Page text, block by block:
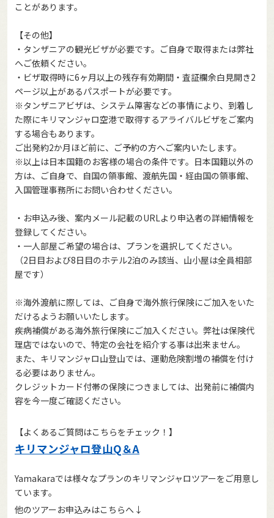
ことがあります。
【その他】
・タンザニアの観光ビザが必要です。ご自身で取得または弊社
へご依頼ください。
・ビザ取得時に6ヶ月以上の残存有効期間・査証欄余白見開き2
ページ以上があるパスポートが必要です。
※タンザニアビザは、システム障害などの事情により、到着し
た際にキリマンジャロ空港で取得するアライバルビザをご案内
する場合もあります。
ご出発約2か月ほど前に、ご予約の方へご案内いたします。
※以上は日本国籍のお客様の場合の条件です。日本国籍以外の
方は、ご自身で、自国の領事館、渡航先国・経由国の領事館、
入国管理事務所にお問い合わせください。
・お申込み後、案内メール記載のURLより申込者の詳細情報を
登録してください。
・一人部屋ご希望の場合は、プランを選択してください。
（2日目および8日目のホテル2泊のみ該当、山小屋は全員相部
屋です）
※海外渡航に際しては、ご自身で海外旅行保険にご加入をいた
だけるようお願いいたします。
疾病補償がある海外旅行保険にご加入ください。弊社は保険代
理店ではないので、特定の会社を紹介する事は出来ません。
また、キリマンジャロ山登山では、運動危険割増の補償を付け
る必要はありません。
クレジットカード付帯の保険につきましては、出発前に補償内
容を今一度ご確認ください。
【よくあるご質問はこちらをチェック！】
キリマンジャロ登山Q＆A
Yamakaraでは様々なプランのキリマンジャロツアーをご用意し
ています。
他のツアーお申込みはこちらへ↓